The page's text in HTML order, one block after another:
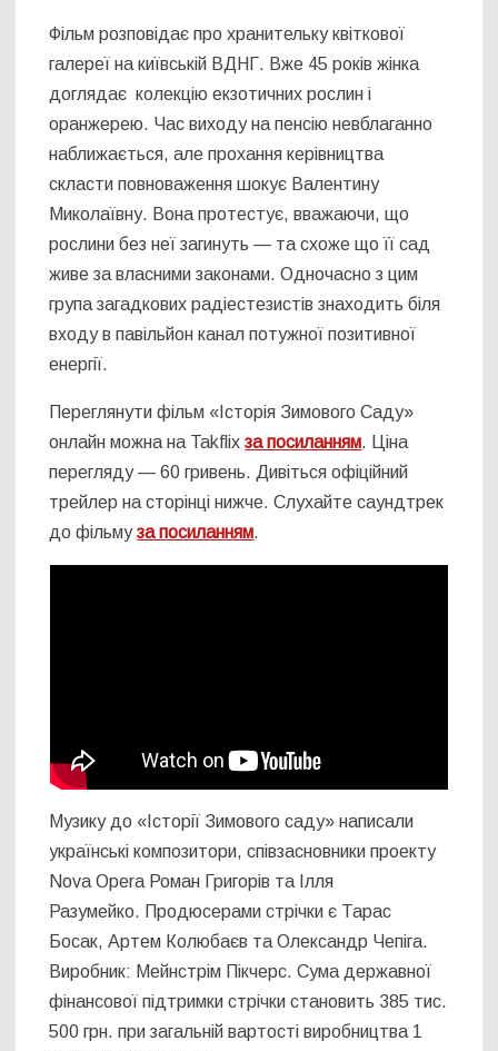
Фільм розповідає про хранительку квіткової
галереї на київській ВДНГ. Вже 45 років жінка
доглядає колекцію екзотичних рослин і
оранжерею. Час виходу на пенсію невблаганно
наближається, але прохання керівництва
скласти повноваження шокує Валентину
Миколаївну. Вона протестує, вважаючи, що
рослини без неї загинуть — та схоже що її сад
живе за власними законами. Одночасно з цим
група загадкових радіестезистів знаходить біля
входу в павільйон канал потужної позитивної
енергії.
Переглянути фільм «Історія Зимового Саду»
онлайн можна на Takflixза посиланням. Ціна
перегляду — 60 гривень. Дивіться офіційний
трейлер на сторінці нижче. Слухайте саундтрек
до фільмуза посиланням.
Музику до «Історії Зимового саду» написали
українські композитори, співзасновники проекту
Nova Opera Роман Григорів та Ілля
Разумейко. Продюсерами стрічки є Тарас
Босак, Артем Колюбаєв та Олександр Чепіга.
Виробник: Мейнстрім Пікчерс. Сума державної
фінансової підтримки стрічки становить 385 тис.
500 грн. при загальній вартості виробництва 1